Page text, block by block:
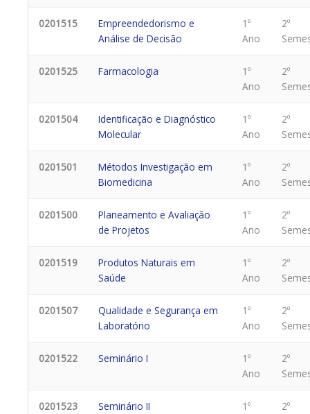
0201515
Empreendedorismo e
Análise de Decisão
1º
Ano
2º
0201525 Farmacologia
1º
Ano
2º
0201504
Identificação e Diagnóstico
Molecular
1º
Ano
2º
0201501
Métodos Investigação em
Biomedicina
1º
Ano
2º
0201500
Planeamento e Avaliação
de Projetos
1º
Ano
2º
0201519
Produtos Naturais em
Saúde
1º
Ano
2º
0201507
Qualidade e Segurança em
Laboratório
1º
Ano
2º
0201522 Seminário I
1º
Ano
2º
0201523 Seminário II
1º
2º